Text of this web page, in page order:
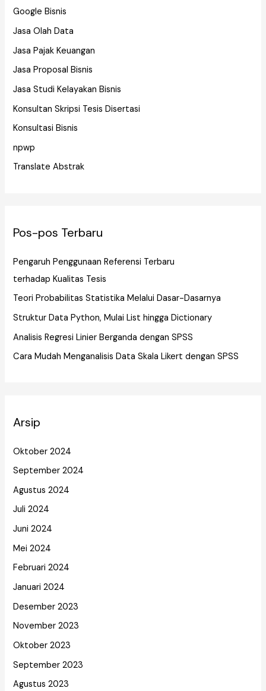
Google Bisnis
Jasa Olah Data
Jasa Pajak Keuangan
Jasa Proposal Bisnis
Jasa Studi Kelayakan Bisnis
Konsultan Skripsi Tesis Disertasi
Konsultasi Bisnis
npwp
Translate Abstrak
Pos-pos Terbaru
Pengaruh Penggunaan Referensi Terbaru
terhadap Kualitas Tesis
Teori Probabilitas Statistika Melalui Dasar-Dasarnya
Struktur Data Python, Mulai List hingga Dictionary
Analisis Regresi Linier Berganda dengan SPSS
Cara Mudah Menganalisis Data Skala Likert dengan SPSS
Arsip
Oktober 2024
September 2024
Agustus 2024
Juli 2024
Juni 2024
Mei 2024
Februari 2024
Januari 2024
Desember 2023
November 2023
Oktober 2023
September 2023
Agustus 2023